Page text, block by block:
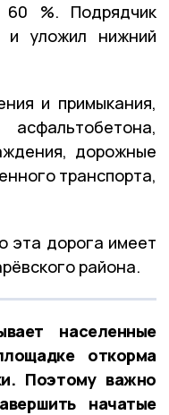
%. Подрядчик
и уложил нижний
и примыкания,
дорожные
транспорта,
эта дорога имеет
района.
населенные
откорма
Поэтому важно
начатые